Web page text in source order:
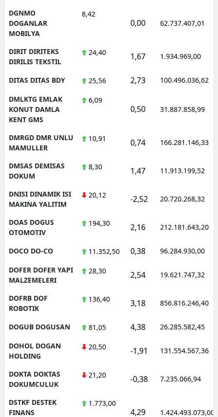
DGNMO
DOGANLAR
MOBILYA
8,42
0,00 62.737.407,01
DIRIT DIRITEKS
DIRILIS TEKSTIL
24,40 1,67 1.934.969,00
DITAS DITAS BDY 25,56 2,73 100.496.036,62
DMLKTG EMLAK
KONUT DAMLA
KENT GMS
6,09
0,50 31.887.858,99
DMRGD DMR UNLU
MAMULLER
10,91 0,74 166.281.146,33
DMSAS DEMISAS
DOKUM
8,30 1,47 11.913.199,52
DNISI DINAMIK ISI
MAKINA YALITIM
20,12 -2,52 20.720.268,32
DOAS DOGUS
OTOMOTIV
194,30 2,16 212.181.643,20
DOCO DO-CO 11.352,50 0,38 96.284.930,00
DOFER DOFER YAPI
MALZEMELERI
28,30 2,54 19.621.747,32
DOFRB DOF
ROBOTIK
136,40 3,18 856.816.246,40
DOGUB DOGUSAN 81,05 4,38 26.285.582,45
DOHOL DOGAN
HOLDING
20,50 -1,91 131.554.567,36
DOKTA DOKTAS
DOKUMCULUK
21,20 -0,38 7.235.066,94
DSTKF DESTEK
FINANS
1.773,00
4,29 1.424.493.073,00